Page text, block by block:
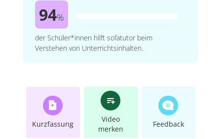
94%
der Schüler*innen hilft sofatutor beim
Verstehen von Unterrichtsinhalten.
Kurzfassung
Video
merken
Feedback